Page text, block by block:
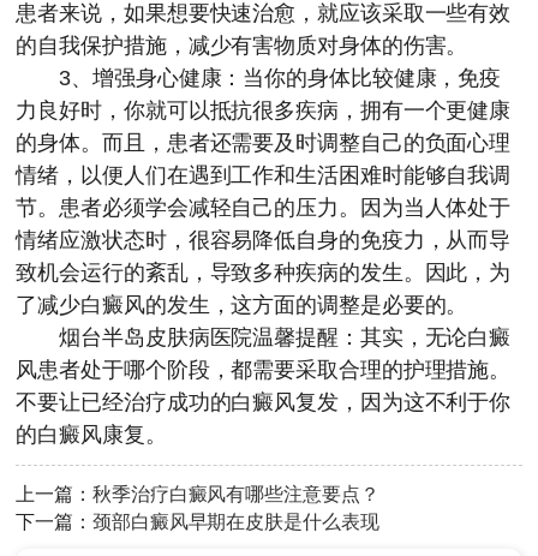
患者来说，如果想要快速治愈，就应该采取一些有效
的自我保护措施，减少有害物质对身体的伤害。
3、增强身心健康：当你的身体比较健康，免疫
力良好时，你就可以抵抗很多疾病，拥有一个更健康
的身体。而且，患者还需要及时调整自己的负面心理
情绪，以便人们在遇到工作和生活困难时能够自我调
节。患者必须学会减轻自己的压力。因为当人体处于
情绪应激状态时，很容易降低自身的免疫力，从而导
致机会运行的紊乱，导致多种疾病的发生。因此，为
了减少白癜风的发生，这方面的调整是必要的。
烟台半岛皮肤病医院温馨提醒：其实，无论白癜
风患者处于哪个阶段，都需要采取合理的护理措施。
不要让已经治疗成功的白癜风复发，因为这不利于你
的白癜风康复。
上一篇：秋季治疗白癜风有哪些注意要点？
下一篇：颈部白癜风早期在皮肤是什么表现